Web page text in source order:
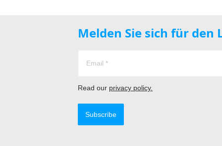
Melden Sie sich für
Read our privacy policy.
Subscribe